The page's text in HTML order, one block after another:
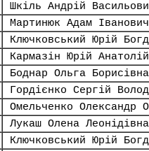
Шкіль Андрій
Мартинюк Адам Іванович
Ключковський Юрій
Кармазін Юрій
Боднар Ольга Борисівна
Гордієнко Сергій
Омельченко Олександр
Лукаш Олена Леонідівна
Ключковський Юрій